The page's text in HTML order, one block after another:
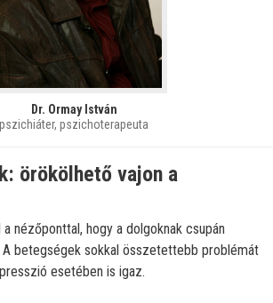
Dr. Ormay István
pszichiáter, pszichoterapeuta
örökölhető vajon a
nézőponttal, hogy a dolgoknak csupán
betegségek sokkal összetettebb problémát
esetében is igaz.